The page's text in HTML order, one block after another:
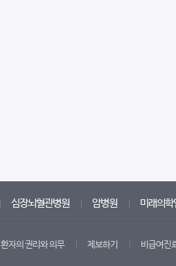
심장뇌혈관병원 암병원 미래의학
환자의 권리와 의무 제보하기 비급여진